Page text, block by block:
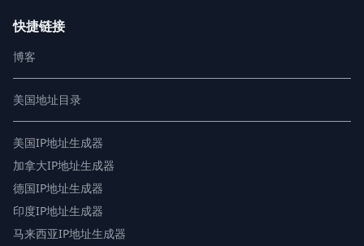
快捷链接
博客
美国地址目录
美国IP地址生成器
加拿大IP地址生成器
德国IP地址生成器
印度IP地址生成器
马来西亚IP地址生成器